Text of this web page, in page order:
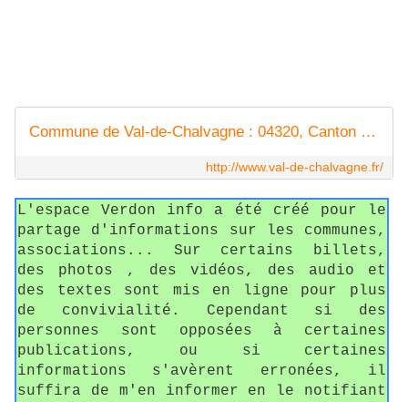
Commune de Val-de-Chalvagne : 04320, Canton d'Entrevaux, Alpes-de-Haute-Provence
http://www.val-de-chalvagne.fr/
L'espace Verdon info a été créé pour le
partage d'informations sur les communes,
associations... Sur certains billets,
des photos , des vidéos, des audio et
des textes sont mis en ligne pour plus
de convivialité. Cependant si des
personnes sont opposées à certaines
publications, ou si certaines
informations s'avèrent erronées, il
suffira de m'en informer en le notifiant